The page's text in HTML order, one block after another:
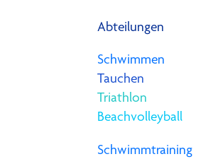
Abteilungen
Schwimmen
Tauchen
Triathlon
Beachvolleyball
Schwimmtraining